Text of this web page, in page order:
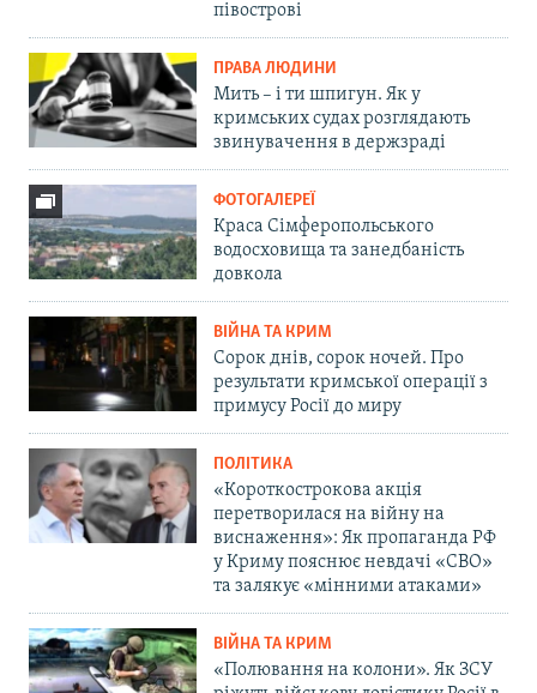
півострові
ПРАВА ЛЮДИНИ
Мить – і ти шпигун. Як у
кримських судах розглядають
звинувачення в держзраді
ФОТОГАЛЕРЕЇ
Краса Сімферопольського
водосховища та занедбаність
довкола
ВІЙНА ТА КРИМ
Сорок днів, сорок ночей. Про
результати кримської операції з
примусу Росії до миру
ПОЛІТИКА
«Короткострокова акція
перетворилася на війну на
виснаження»: Як пропаганда РФ
у Криму пояснює невдачі «СВО»
та залякує «мінними атаками»
ВІЙНА ТА КРИМ
«Полювання на колони». Як ЗСУ